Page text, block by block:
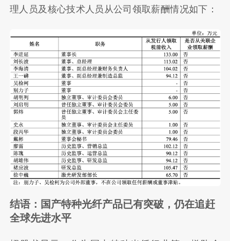
理人员及核心技术人员从公司领取薪酬情况如下：
结语：国产特种光纤产品已有突破，仍在追赶
全球先进水平